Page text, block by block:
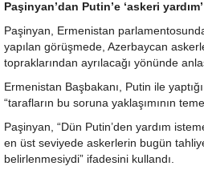
Paşinyan’dan Putin’e ‘askeri
Paşinyan, Ermenistan
yapılan görüşmede, Azerbaycan
topraklarından ayrılacağı yönünde
Ermenistan Başbakanı, Putin ile
“tarafların bu soruna yaklaşımının
Paşinyan, “Dün Putin’den yardım
en üst seviyede askerlerin bugün
belirlenmesiydi” ifadesini kullandı.